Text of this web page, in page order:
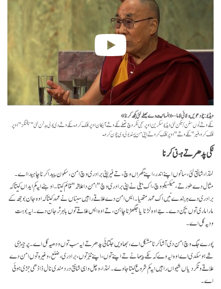
ویڈیو: چودھویں دلائی لاما – «انسانیت دے بھلے لئی کجھ کرنا»
نکے وشے نوں سنن/تکن لئی ویڈیو سکرین اوپر سجی نکر وچ تھلے نکے وشے آئیکان اوپر کلک کرو۔ نکے وشے دی بولی بدلن لئی "سیٹنگز" اوپر
کلک کرو، فیر "نکے وشے" اوپر کلک کرو تے اپنی من پسند بولی دی چون کرو۔
نکی پدھر تے ہنی کرنا
لہٰذا، شانتی لئی، سانوں اپنے اندر، اپنے گھراں وچ، تے فیر اپنی برادری وچ امن،سکون پیدا کرنا چاہیدا اے۔
مثال دے طور تے، میکسیکو وچ، اک بیلی نے اپنی برادری وچ "امن دا علاقہ" قائم کیتا۔ اوہنے ایہ کم ایداں کیتا کہ
برادری دے ہر بندے نیں اک عہد متھیا۔ ایس امن دے علاقے راہیں سبناں نے عہد کیتا کہ اوہ جان بوجھ کے
مارا ماری توں بچن دے۔ جے اوہ لڑنا یا جگھڑنا چاہن، تے اوہ ایس علاقے توں باہر ٹُر جان دے۔ ایہ بوہت
ودیہ گل اے۔
پورے جگ وچ امن دی آشا کرنا مشکل اے، بھاویں جگتائی پدھر تے ایہ سب توں ودھیہ گل اے۔ پر جیہڑی
شے ہو سکدی اے اوہ ایہ وے کہ نکے پیمانے تے اپنے توں، اپنے ٹبّر توں، برادری، ضلع، وغیرہ توں امن دے
علاقے ونگر دیاں شیواں راہیں ایہ کم شروع کیتا جاوے۔ لہٰذا، وچل واہی شانتی درد مندی نال ڈاڈھی جڑی ہوئی
اے۔